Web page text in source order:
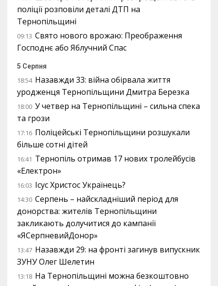
поліції розповіли деталі ДТП на
Тернопільщині
09:13 Свято нового врожаю: Преображення
Господнє або Яблучний Спас
5 Серпня
18:54 Назавжди 33: війна обірвала життя
уродженця Тернопільщини Дмитра Березка
18:00 У четвер на Тернопільщині – сильна спека
та грози
17:16 Поліцейські Тернопільщини розшукали
більше сотні дітей
16:41 Тернопіль отримав 17 нових тролейбусів
«Електрон»
16:03 Ісус Христос Українець?
14:30 Серпень – найскладніший період для
донорства: жителів Тернопільщини
закликають долучитися до кампанії
«ЯСерпневийДонор»
13:47 Назавжди 29: на фронті загинув випускник
ЗУНУ Олег Шелетин
13:18 На Тернопільщині можна безкоштовно